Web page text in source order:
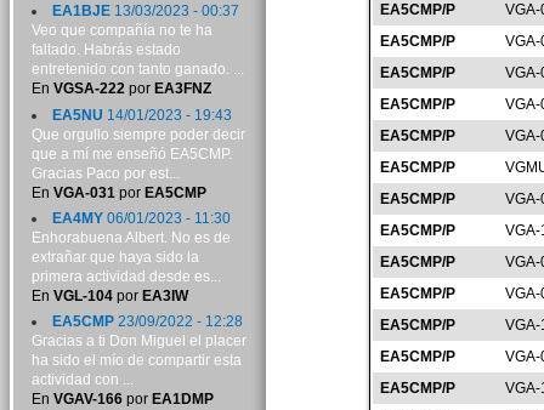
EA5CMP/P
EA5CMP/P
EA5CMP/P
EA5CMP/P
EA5CMP/P
EA5CMP/P
EA5CMP/P
EA5CMP/P
VGA-
EA5CMP/P
EA5CMP/P
EA5CMP/P
EA5CMP/P
EA5CMP/P
EA1BJE13/03/2023 - 00:37
Veo que compañía no te ha
faltado. Habrás estado
entretenido con tanto ganado. ...
En VGSA-222por EA3FNZ
EA5NU 14/01/2023 - 19:43
Que orgullo siempre poder decir
que a mí me enseñó EA5CMP.
Gracias Paco por est...
En VGA-031 por EA5CMP
EA4MY06/01/2023 - 11:30
Enhorabuena Albert. No es de
extrañar que haya sido la
primera actividad desde es...
En VGL-104por EA3IW
EA5CMP23/09/2022 - 12:28
Gracias a ti Don Miguel el placer
ha sido el mío de compartir esta
actividad con ...
En VGAV-166por EA1DMP